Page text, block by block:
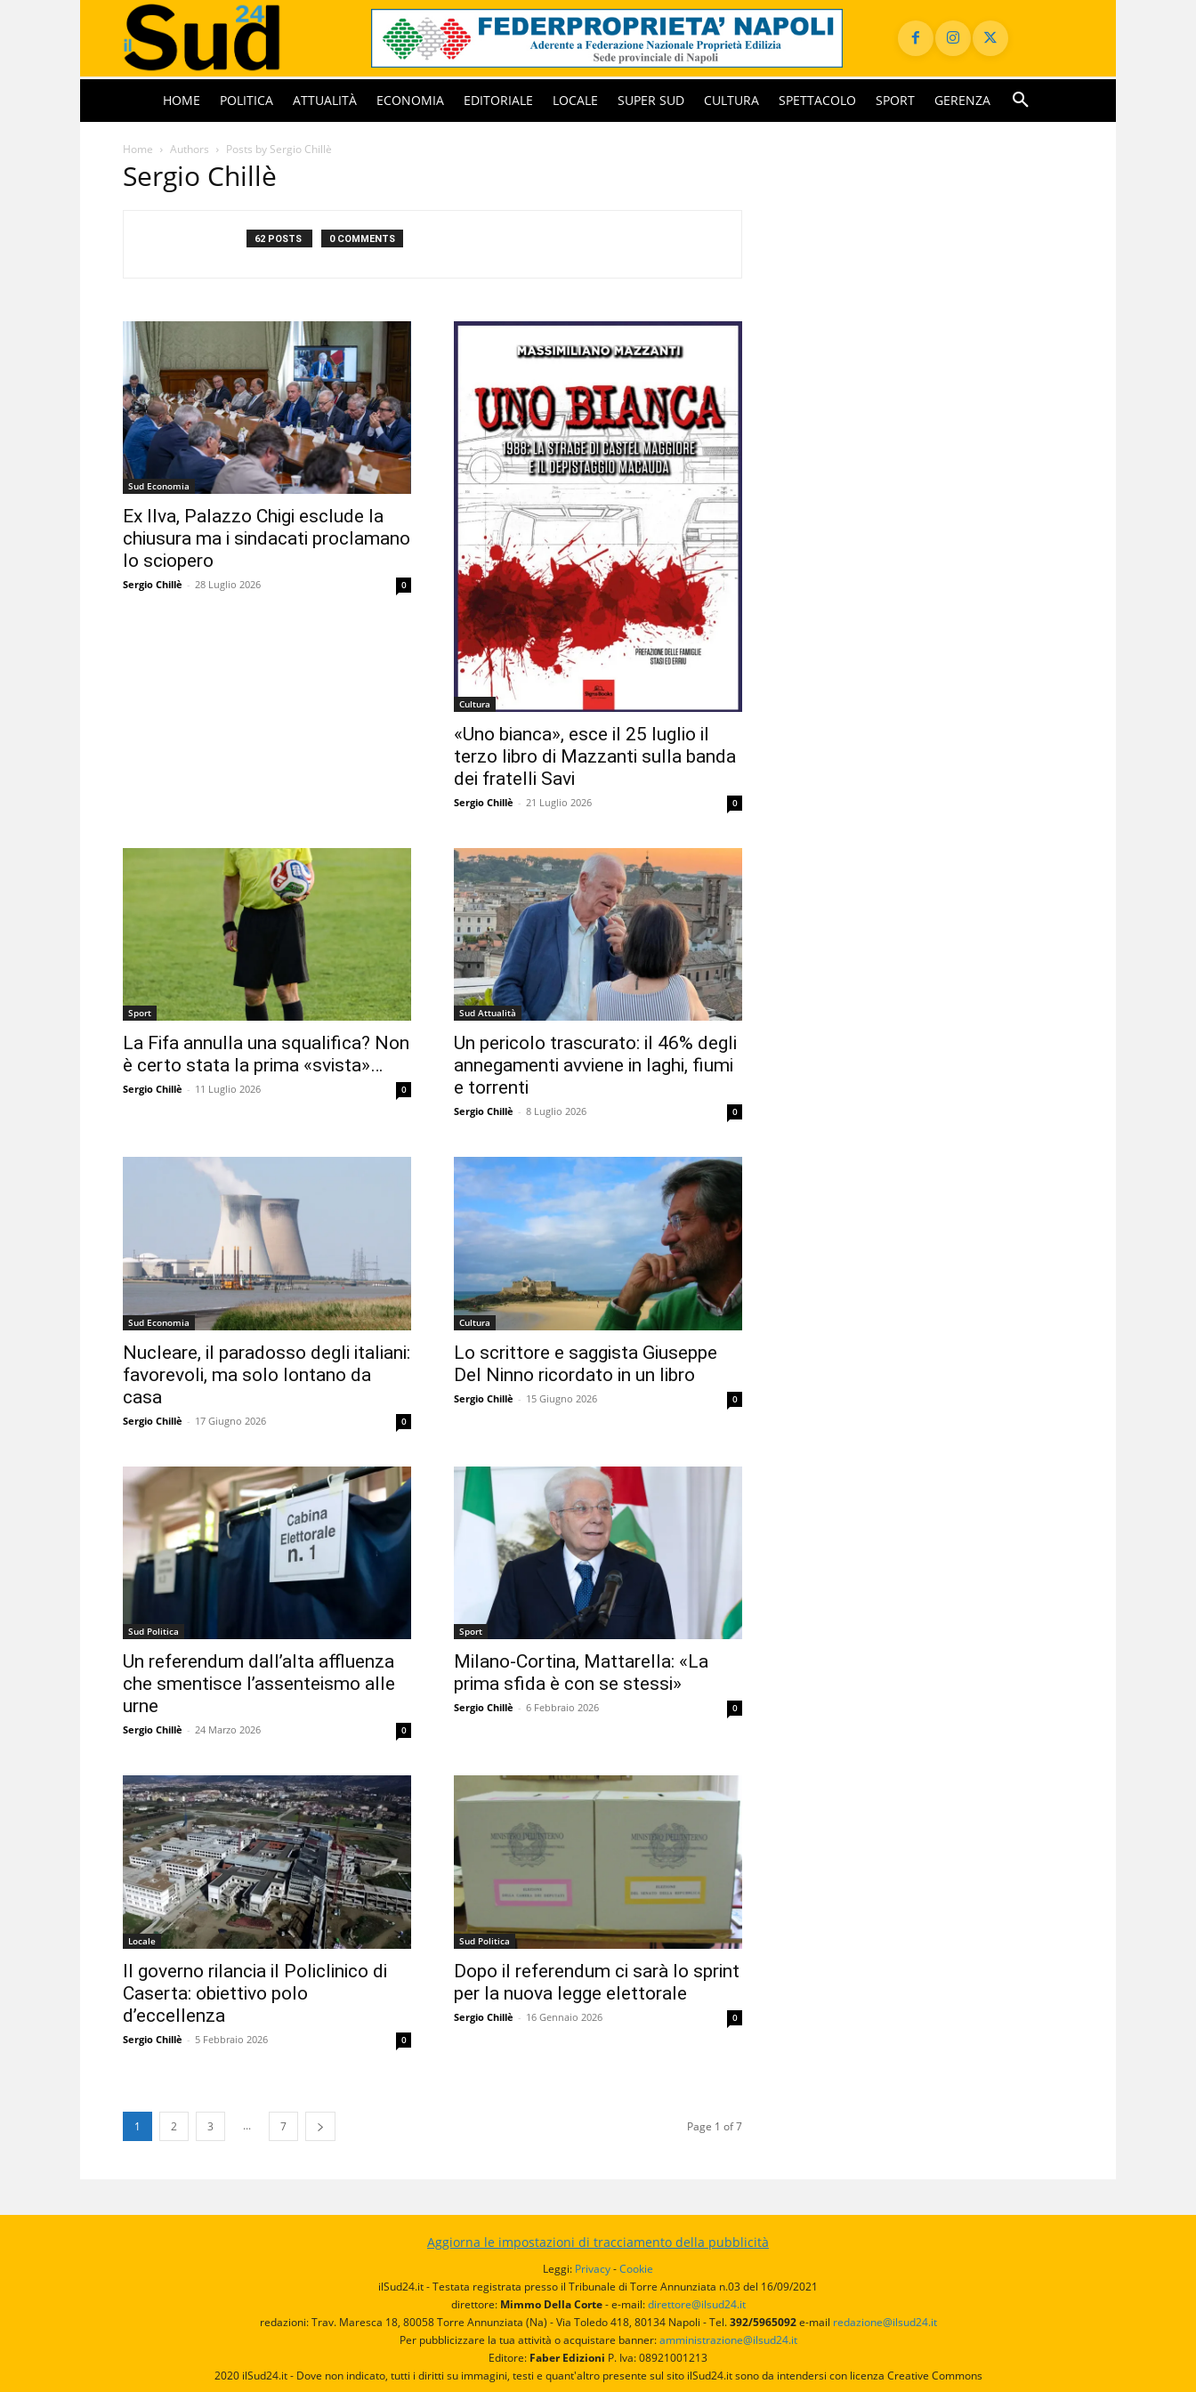
HOME POLITICA ATTUALITÀ ECONOMIA EDITORIALE LOCALE SUPER SUD CULTURA SPETTACOLO SPORT GERENZA
Home Authors Posts by Sergio Chillè
Sergio Chillè
62 POSTS 0 COMMENTS
Sud Economia
Ex Ilva, Palazzo Chigi esclude la
chiusura ma i sindacati proclamano
lo sciopero
Sergio Chillè - 28 Luglio 2026 0
Cultura
«Uno bianca», esce il 25 luglio il
terzo libro di Mazzanti sulla banda
dei fratelli Savi
Sergio Chillè - 21 Luglio 2026 0
Sport
La Fifa annulla una squalifica? Non
è certo stata la prima «svista»…
Sergio Chillè - 11 Luglio 2026 0
Sud Attualità
Un pericolo trascurato: il 46% degli
annegamenti avviene in laghi, fiumi
e torrenti
Sergio Chillè - 8 Luglio 2026 0
Sud Economia
Nucleare, il paradosso degli italiani:
favorevoli, ma solo lontano da
casa
Sergio Chillè - 17 Giugno 2026 0
Cultura
Lo scrittore e saggista Giuseppe
Del Ninno ricordato in un libro
Sergio Chillè - 15 Giugno 2026 0
Sud Politica
Un referendum dall’alta affluenza
che smentisce l’assenteismo alle
urne
Sergio Chillè - 24 Marzo 2026 0
Sport
Milano-Cortina, Mattarella: «La
prima sfida è con se stessi»
Sergio Chillè - 6 Febbraio 2026 0
Locale
Il governo rilancia il Policlinico di
Caserta: obiettivo polo
d’eccellenza
Sergio Chillè - 5 Febbraio 2026 0
Sud Politica
Dopo il referendum ci sarà lo sprint
per la nuova legge elettorale
Sergio Chillè - 16 Gennaio 2026 0
1 2 3 ... 7 Page 1 of 7
Aggiorna le impostazioni di tracciamento della pubblicità
Leggi: Privacy-Cookie
ilSud24.it - Testata registrata presso il Tribunale di Torre Annunziata n.03 del 16/09/2021
direttore:Mimmo Della Corte- e-mail:direttore@ilsud24.it
redazioni: Trav. Maresca 18, 80058 Torre Annunziata (Na) - Via Toledo 418, 80134 Napoli - Tel.392/5965092e-mail redazione@ilsud24.it
Per pubblicizzare la tua attività o acquistare banner:amministrazione@ilsud24.it
Editore: Faber Edizioni P. Iva: 08921001213
2020 ilSud24.it - Dove non indicato, tutti i diritti su immagini, testi e quant'altro presente sul sito ilSud24.it sono da intendersi con licenza Creative Commons